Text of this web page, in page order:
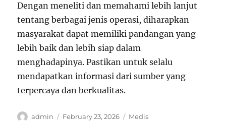
Dengan meneliti dan memahami lebih lanjut
tentang berbagai jenis operasi, diharapkan
masyarakat dapat memiliki pandangan yang
lebih baik dan lebih siap dalam
menghadapinya. Pastikan untuk selalu
mendapatkan informasi dari sumber yang
terpercaya dan berkualitas.
Author
admin
Posted
February 23, 2026 Categories
Medis